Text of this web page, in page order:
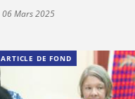
06 Mars 2025
ARTICLE DE FOND